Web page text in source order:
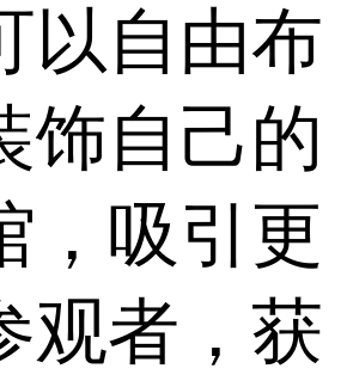
以自由布
饰自己的
，吸引更
观者，获